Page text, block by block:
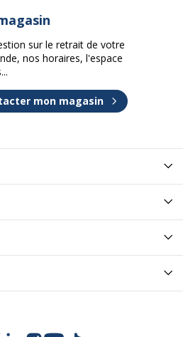
sur le retrait de votre
nos horaires, l'espace
mon magasin